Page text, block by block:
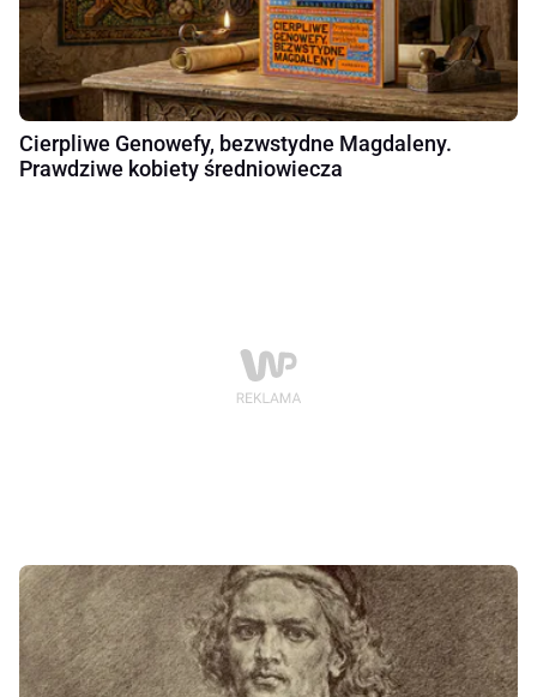
Cierpliwe Genowefy, bezwstydne Magdaleny.
Prawdziwe kobiety średniowiecza